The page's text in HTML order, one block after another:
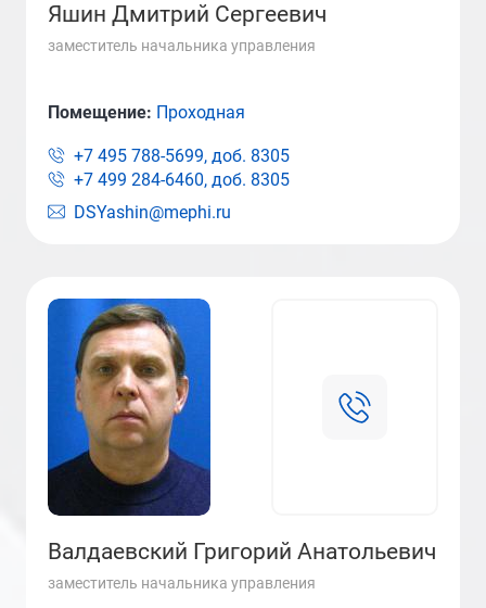
Яшин Дмитрий Сергеевич
заместитель начальника управления
DSYashin@mephi.ru
Помещение: Проходная
+7 495 788-5699, доб. 8305
+7 499 284-6460, доб. 8305
Валдаевский Григорий Анатольевич
заместитель начальника управления